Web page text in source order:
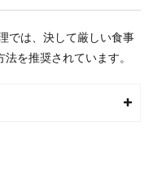
では、決して厳しい食事
を推奨されています。